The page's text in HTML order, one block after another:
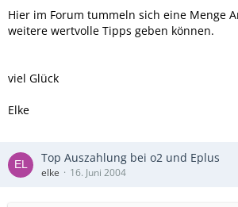
Hier im Forum tummeln sich eine Menge
weitere wertvolle Tipps geben können.
viel Glück
Elke
Top Auszahlung bei o2 und Eplus
elke 16. Juni 2004